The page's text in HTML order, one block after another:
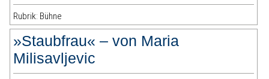
Rubrik: Bühne
»Staubfrau« – von Maria
Milisavljevic